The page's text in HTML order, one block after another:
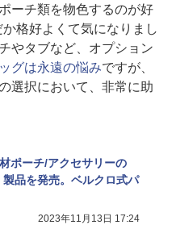
ーチ類を物色するのが好
格好よくて気になりまし
やタブなど、オプション
グは永遠の悩みですが、
選択において、非常に助
ポーチ/アクセサリーの
製品を発売。ベルクロ式パ
2023年11月13日 17:24